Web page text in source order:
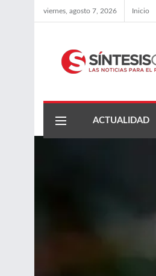
viernes, agosto 7, 2026 Inicio
ACTUALIDAD